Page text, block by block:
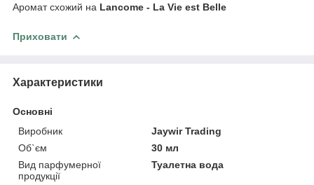
Аромат схожий на Lancome - La Vie est Belle
Приховати
Характеристики
Основні
Виробник
Jaywir Trading
Об`єм
30 мл
Вид парфумерної
продукції
Туалетна вода